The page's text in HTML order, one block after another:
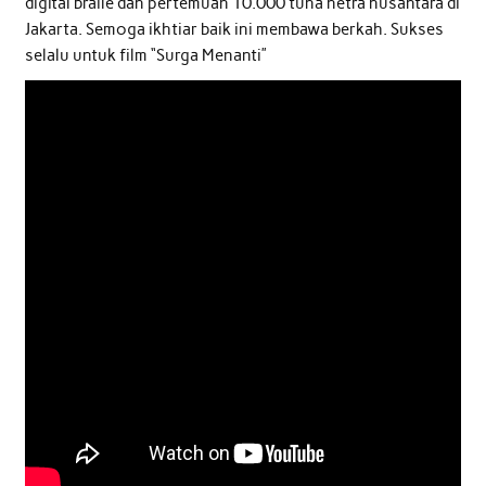
Jakarta. Semoga ikhtiar baik ini membawa berkah. Sukses
selalu untuk film “Surga Menanti”